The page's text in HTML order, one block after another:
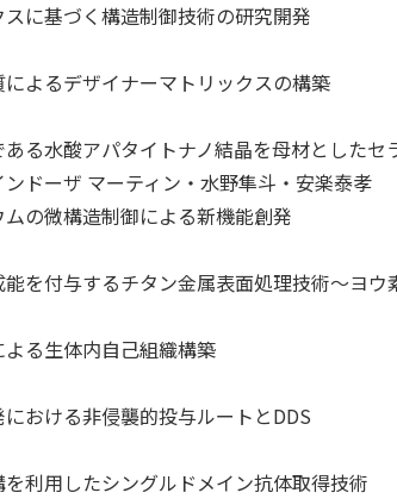
に基づく構造制御技術の研究開発
よるデザイナーマトリックスの構築
る水酸アパタイトナノ結晶を母材としたセ
ドーザ マーティン・水野隼斗・安楽泰孝
ムの微構造制御による新機能創発
を付与するチタン金属表面処理技術～ヨ
る生体内自己組織構築
おける非侵襲的投与ルートとDDS
利用したシングルドメイン抗体取得技術